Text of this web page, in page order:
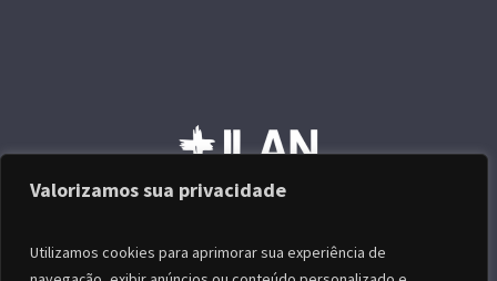
Valorizamos sua privacidade
Utilizamos cookies para aprimorar sua experiência de